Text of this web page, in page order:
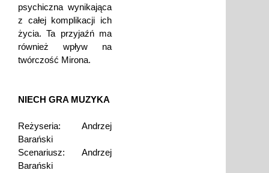
psychiczna wynikająca
z całej komplikacji ich
życia. Ta przyjaźń ma
również wpływ na
twórczość Mirona.
NIECH GRA MUZYKA
Reżyseria: Andrzej
Barański
Scenariusz: Andrzej
Barański